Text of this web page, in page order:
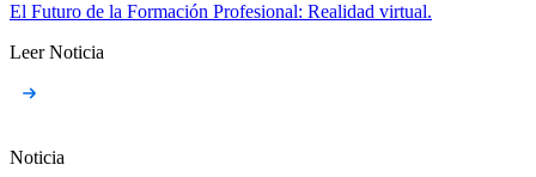
El Futuro de la Formación Profesional: Realidad virtual.
Leer Noticia
Noticia